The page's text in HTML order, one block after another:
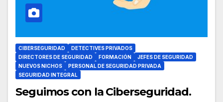
CIBERSEGURIDAD
DETECTIVES PRIVADOS
DIRECTORES DE SEGURIDAD
FORMACIÓN
JEFES DE SEGURIDAD
NUEVOS NICHOS
PERSONAL DE SEGURIDAD PRIVADA
SEGURIDAD INTEGRAL
Seguimos con la Ciberseguridad.